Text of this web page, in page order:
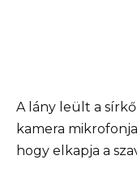
A lány leült a
kamera
hogy elkapja a